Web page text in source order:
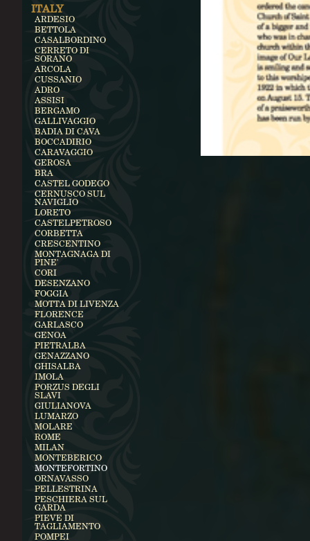
ITALY
ARDESIO
BETTOLA
CASALBORDINO
CERRETO DI
SORANO
ARCOLA
CUSSANIO
ADRO
ASSISI
BERGAMO
GALLIVAGGIO
BADIA DI CAVA
BOCCADIRIO
CARAVAGGIO
GEROSA
BRA
CASTEL GODEGO
CERNUSCO SUL
NAVIGLIO
LORETO
CASTELPETROSO
CORBETTA
CRESCENTINO
MONTAGNAGA DI
PINE'
CORI
DESENZANO
FOGGIA
MOTTA DI LIVENZA
FLORENCE
GARLASCO
GENOA
PIETRALBA
GENAZZANO
GHISALBA
IMOLA
PORZUS DEGLI
SLAVI
GIULIANOVA
LUMARZO
MOLARE
ROME
MILAN
MONTEBERICO
MONTEFORTINO
ORNAVASSO
PELLESTRINA
PESCHIERA SUL
GARDA
PIEVE DI
TAGLIAMENTO
POMPEI